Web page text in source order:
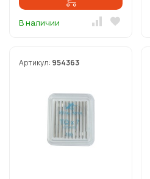
В наличии
Артикул: 954363